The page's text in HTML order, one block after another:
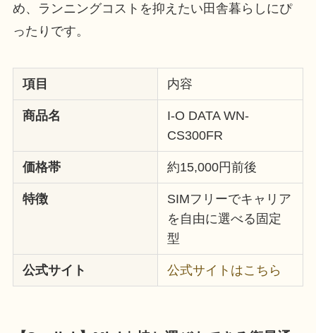
め、ランニングコストを抑えたい田舎暮らしにぴ
ったりです。
項目 内容
商品名
I-O DATA WN-
CS300FR
価格帯 約15,000円前後
特徴
SIMフリーでキャリア
を自由に選べる固定
型
公式サイト 公式サイトはこちら